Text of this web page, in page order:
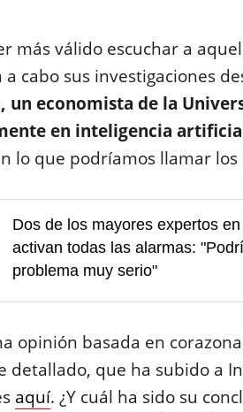
más válido escuchar a
cabo sus investigaciones
un economista de la
en inteligencia
lo que podríamos llamar
Dos de los mayores expertos
activan todas las alarmas:
problema muy serio"
opinión basada en
detallado, que ha subido a
aquí. ¿Y cuál ha sido su